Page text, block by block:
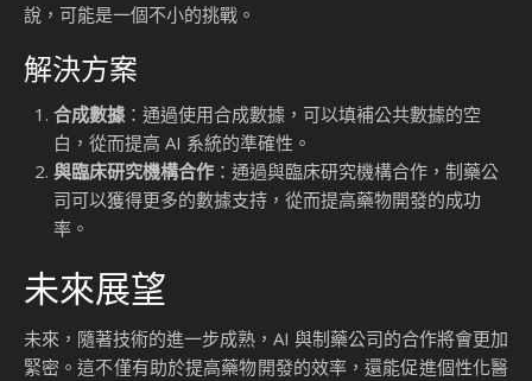
說，可能是一個不小的挑戰。
解決方案
合成數據 ：通過使用合成數據，可以填補公共數據的空
白，從而提高 AI 系統的準確性。
與臨床研究機構合作 ：通過與臨床研究機構合作，制藥公
司可以獲得更多的數據支持，從而提高藥物開發的成功
率。
未來展望
未來，隨著技術的進一步成熟，AI 與制藥公司的合作將會更加
緊密。這不僅有助於提高藥物開發的效率，還能促進個性化醫